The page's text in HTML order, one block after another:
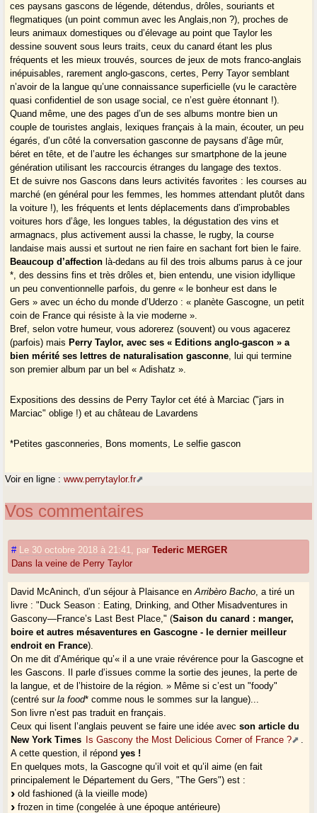
ces paysans gascons de légende, détendus, drôles, souriants et
flegmatiques (un point commun avec les Anglais,non ?), proches de
leurs animaux domestiques ou d’élevage au point que Taylor les
dessine souvent sous leurs traits, ceux du canard étant les plus
fréquents et les mieux trouvés, sources de jeux de mots franco-anglais
inépuisables, rarement anglo-gascons, certes, Perry Tayor semblant
n’avoir de la langue qu’une connaissance superficielle (vu le caractère
quasi confidentiel de son usage social, ce n’est guère étonnant !).
Quand même, une des pages d’un de ses albums montre bien un
couple de touristes anglais, lexiques français à la main, écouter, un peu
égarés, d’un côté la conversation gasconne de paysans d’âge mûr,
béret en tête, et de l’autre les échanges sur smartphone de la jeune
génération utilisant les raccourcis étranges du langage des textos.
Et de suivre nos Gascons dans leurs activités favorites : les courses au
marché (en général pour les femmes, les hommes attendant plutôt dans
la voiture !), les fréquents et lents déplacements dans d’improbables
voitures hors d’âge, les longues tables, la dégustation des vins et
armagnacs, plus activement aussi la chasse, le rugby, la course
landaise mais aussi et surtout ne rien faire en sachant fort bien le faire.
Beaucoup d’affection là-dedans au fil des trois albums parus à ce jour
*, des dessins fins et très drôles et, bien entendu, une vision idyllique
un peu conventionnelle parfois, du genre « le bonheur est dans le
Gers » avec un écho du monde d’Uderzo : « planète Gascogne, un petit
coin de France qui résiste à la vie moderne ».
Bref, selon votre humeur, vous adorerez (souvent) ou vous agacerez
(parfois) mais Perry Taylor, avec ses « Editions anglo-gascon » a
bien mérité ses lettres de naturalisation gasconne, lui qui termine
son premier album par un bel « Adishatz ».
Expositions des dessins de Perry Taylor cet été à Marciac ("jars in
Marciac" oblige !) et au château de Lavardens
*Petites gasconneries, Bons moments, Le selfie gascon
Voir en ligne :www.perrytaylor.fr
Vos commentaires
# Le 30 octobre 2018 à 21:41 parTederic MERGER
Dans la veine de Perry Taylor
David McAninch, d’un séjour à Plaisance enArribèro Bacho , a tiré un
livre : "Duck Season : Eating, Drinking, and Other Misadventures in
Gascony—France’s Last Best Place," (Saison du canard : manger,
boire et autres mésaventures en Gascogne - le dernier meilleur
endroit en France).
On me dit d’Amérique qu’« il a une vraie révérence pour la Gascogne et
les Gascons. Il parle d’issues comme la sortie des jeunes, la perte de
la langue, et de l’histoire de la région. » Même si c’est un "foody"
(centré surla food* comme nous le sommes sur la langue)...
Son livre n’est pas traduit en français.
Ceux qui lisent l’anglais peuvent se faire une idée avecson article du
New York Times
Is Gascony the Most Delicious Corner of France ?
A cette question, il répondyes !
En quelques mots, la Gascogne qu’il voit et qu’il aime (en fait
principalement le Département du Gers, "The Gers") est :
old fashioned (à la vieille mode)
frozen in time (congelée à une époque antérieure)